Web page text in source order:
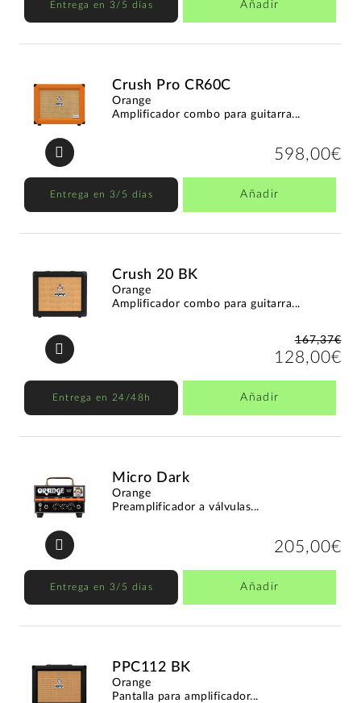
Entrega en 3/5 días Añadir
Crush Pro CR60C
Orange
Amplificador combo para guitarra...
598,00€
Entrega en 3/5 días Añadir
Crush 20 BK
Orange
Amplificador combo para guitarra...
167,37€
128,00€
Entrega en 24/48h Añadir
Micro Dark
Orange
Preamplificador a válvulas...
205,00€
Entrega en 3/5 días Añadir
PPC112 BK
Orange
Pantalla para amplificador...